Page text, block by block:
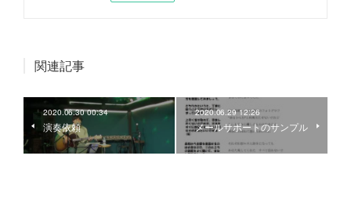
関連記事
2020.06.30 00:34
演奏依頼
2020.06.29 12:26
メールサポートのサンプル